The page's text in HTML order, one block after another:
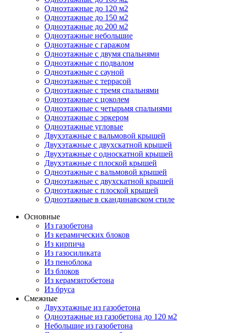
Одноэтажные до 120 м2
Одноэтажные до 150 м2
Одноэтажные до 200 м2
Одноэтажные небольшие
Одноэтажные с гаражом
Одноэтажные с двумя спальнями
Одноэтажные с подвалом
Одноэтажные с сауной
Одноэтажные с террасой
Одноэтажные с тремя спальнями
Одноэтажные с цоколем
Одноэтажные с четырьмя спальнями
Одноэтажные с эркером
Одноэтажные угловые
Двухэтажные с вальмовой крышей
Двухэтажные с двухскатной крышей
Двухэтажные с односкатной крышей
Двухэтажные с плоской крышей
Одноэтажные с вальмовой крышей
Одноэтажные с двухскатной крышей
Одноэтажные с плоской крышей
Одноэтажные в скандинавском стиле
Основные
Из газобетона
Из керамических блоков
Из кирпича
Из газосиликата
Из пеноблока
Из блоков
Из керамзитобетона
Из бруса
Смежные
Двухэтажные из газобетона
Одноэтажные из газобетона до 120 м2
Небольшие из газобетона